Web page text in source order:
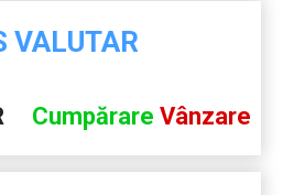
VALUTAR
Cumpărare Vânzare